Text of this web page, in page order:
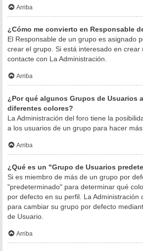
Arriba
¿Cómo me convierto en Responsable
El Responsable de un grupo es asignado
crear el grupo. Si está interesado en crear
contacte con La Administración.
Arriba
¿Por qué algunos Grupos de Usuarios
diferentes colores?
La Administración del foro tiene la
a los usuarios de un grupo para hacer
Arriba
¿Qué es un "Grupo de Usuarios
Si es miembro de más de un grupo por
"predeterminado" para determinar qué
por defecto en su perfil. La Administración
para cambiar su grupo por defecto
de Usuario.
Arriba